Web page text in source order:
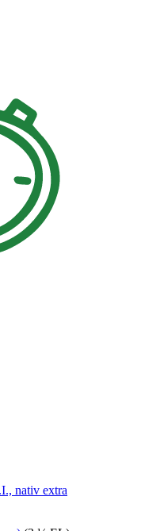
nativ extra